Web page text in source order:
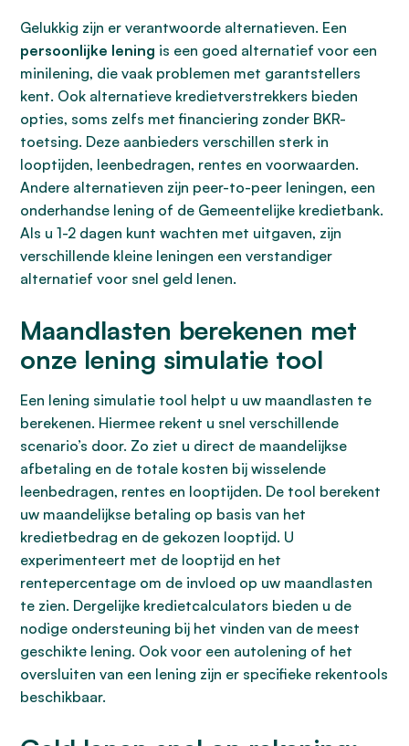
Gelukkig zijn er verantwoorde alternatieven. Een
persoonlijke lening is een goed alternatief voor een
minilening, die vaak problemen met garantstellers
kent. Ook alternatieve kredietverstrekkers bieden
opties, soms zelfs met financiering zonder BKR-
toetsing. Deze aanbieders verschillen sterk in
looptijden, leenbedragen, rentes en voorwaarden.
Andere alternatieven zijn peer-to-peer leningen, een
onderhandse lening of de Gemeentelijke kredietbank.
Als u 1-2 dagen kunt wachten met uitgaven, zijn
verschillende kleine leningen een verstandiger
alternatief voor snel geld lenen.
Maandlasten berekenen met
onze lening simulatie tool
Een lening simulatie tool helpt u uw maandlasten te
berekenen. Hiermee rekent u snel verschillende
scenario’s door. Zo ziet u direct de maandelijkse
afbetaling en de totale kosten bij wisselende
leenbedragen, rentes en looptijden. De tool berekent
uw maandelijkse betaling op basis van het
kredietbedrag en de gekozen looptijd. U
experimenteert met de looptijd en het
rentepercentage om de invloed op uw maandlasten
te zien. Dergelijke kredietcalculators bieden u de
nodige ondersteuning bij het vinden van de meest
geschikte lening. Ook voor een autolening of het
oversluiten van een lening zijn er specifieke rekentools
beschikbaar.